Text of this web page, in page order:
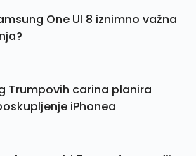
One UI 8 iznimno važna
Trumpovih carina planira
iPhonea